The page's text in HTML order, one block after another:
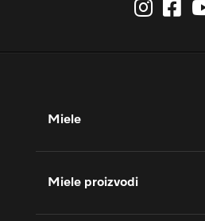
Miele
Miele proizvodi